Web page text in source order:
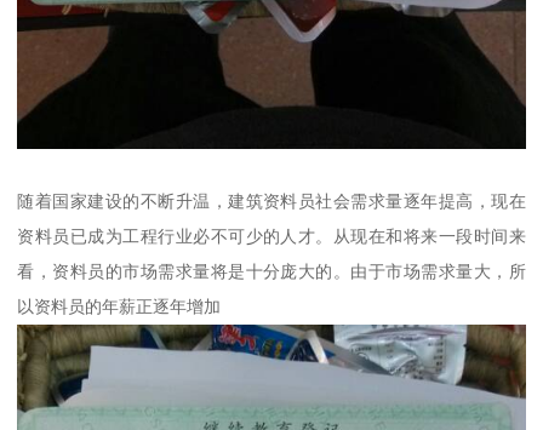
随着国家建设的不断升温，建筑资料员社会需求量逐年提高，现在
资料员已成为工程行业必不可少的人才。从现在和将来一段时间来
看，资料员的市场需求量将是十分庞大的。由于市场需求量大，所
以资料员的年薪正逐年增加